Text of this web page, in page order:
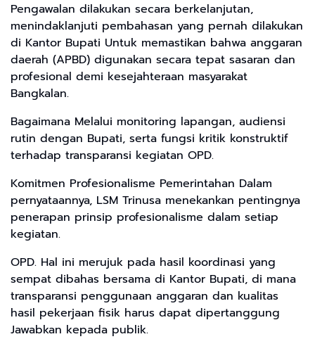
Pengawalan dilakukan secara berkelanjutan,
menindaklanjuti pembahasan yang pernah dilakukan
di Kantor Bupati Untuk memastikan bahwa anggaran
daerah (APBD) digunakan secara tepat sasaran dan
profesional demi kesejahteraan masyarakat
Bangkalan.
​Bagaimana Melalui monitoring lapangan, audiensi
rutin dengan Bupati, serta fungsi kritik konstruktif
terhadap transparansi kegiatan OPD.
​Komitmen Profesionalisme Pemerintahan ​Dalam
pernyataannya, LSM Trinusa menekankan pentingnya
penerapan prinsip profesionalisme dalam setiap
kegiatan.
OPD. Hal ini merujuk pada hasil koordinasi yang
sempat dibahas bersama di Kantor Bupati, di mana
transparansi penggunaan anggaran dan kualitas
hasil pekerjaan fisik harus dapat dipertanggung
Jawabkan kepada publik.